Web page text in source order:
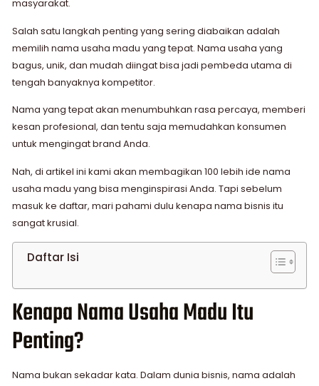
masyarakat.
Salah satu langkah penting yang sering diabaikan adalah
memilih nama usaha madu yang tepat. Nama usaha yang
bagus, unik, dan mudah diingat bisa jadi pembeda utama di
tengah banyaknya kompetitor.
Nama yang tepat akan menumbuhkan rasa percaya, memberi
kesan profesional, dan tentu saja memudahkan konsumen
untuk mengingat brand Anda.
Nah, di artikel ini kami akan membagikan 100 lebih ide nama
usaha madu yang bisa menginspirasi Anda. Tapi sebelum
masuk ke daftar, mari pahami dulu kenapa nama bisnis itu
sangat krusial.
Daftar Isi
Kenapa Nama Usaha Madu Itu
Penting?
Nama bukan sekadar kata. Dalam dunia bisnis, nama adalah